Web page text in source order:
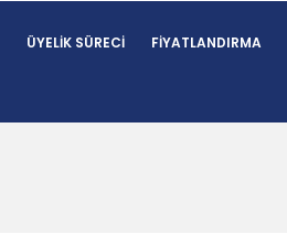
ÜYELIK SÜRECI FIYATLANDIRMA